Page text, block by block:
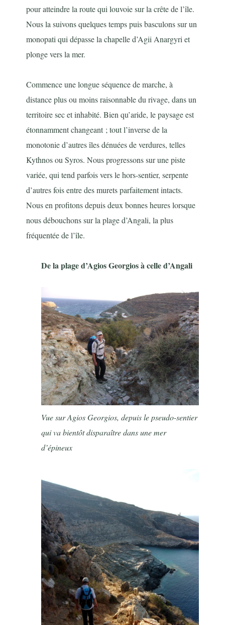
pour atteindre la route qui louvoie sur la crête de l’île.
Nous la suivons quelques temps puis basculons sur un
monopati qui dépasse la chapelle d’Agii Anargyri et
plonge vers la mer.
Commence une longue séquence de marche, à
distance plus ou moins raisonnable du rivage, dans un
territoire sec et inhabité. Bien qu’aride, le paysage est
étonnamment changeant ; tout l’inverse de la
monotonie d’autres îles dénuées de verdures, telles
Kythnos ou Syros. Nous progressons sur une piste
variée, qui tend parfois vers le hors-sentier, serpente
d’autres fois entre des murets parfaitement intacts.
Nous en profitons depuis deux bonnes heures lorsque
nous débouchons sur la plage d’Angali, la plus
fréquentée de l’île.
De la plage d’Agios Georgios à celle d’Angali
Vue sur Agios Georgios, depuis le pseudo-sentier
qui va bientôt disparaître dans une mer
d’épineux